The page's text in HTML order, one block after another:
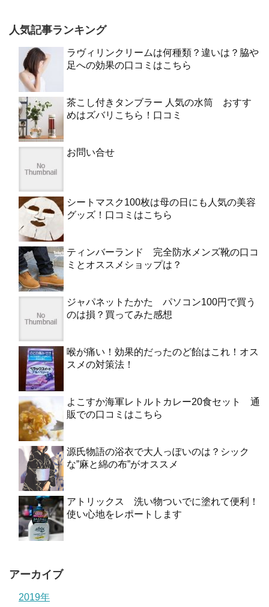
人気記事ランキング
ラヴィリンクリームは何種類？違いは？脇や
足への効果の口コミはこちら
茶こし付きタンブラー 人気の水筒 おすす
めはズバリこちら！口コミ
お問い合せ
シートマスク100枚は母の日にも人気の美容
グッズ！口コミはこちら
ティンバーランド 完全防水メンズ靴の口コ
ミとオススメショップは？
ジャパネットたかた パソコン100円で買う
のは損？買ってみた感想
喉が痛い！効果的だったのど飴はこれ！オス
スメの対策法！
よこすか海軍レトルトカレー20食セット 通
販での口コミはこちら
源氏物語の浴衣で大人っぽいのは？シック
な”麻と綿の布”がオススメ
アトリックス 洗い物ついでに塗れて便利！
使い心地をレポートします
アーカイブ
2019年